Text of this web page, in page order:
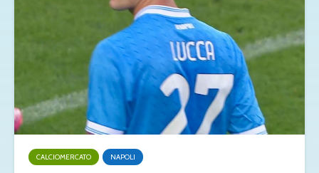
CALCIOMERCATO NAPOLI